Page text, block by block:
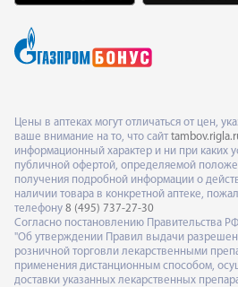
Цены в аптеках могут отличаться от цен,
ваше внимание на то, что сайт
информационный характер и ни при каких
публичной офертой, определяемой
получения подробной информации о
наличии товара в конкретной аптеке,
телефону 8 (495) 737-27-30
Согласно постановлению Правительства
"Об утверждении Правил выдачи
розничной торговли лекарственными
применения дистанционным способом,
доставки указанных лекарственных